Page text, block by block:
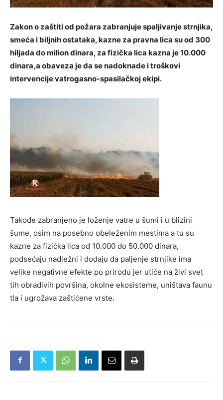
Zakon o zaštiti od požara zabranjuje spaljivanje strnjika,
smeća i biljnih ostataka, kazne za pravna lica su od 300
hiljada do milion dinara, za fizička lica kazna je 10.000
dinara,a obaveza je da se nadoknade i troškovi
intervencije vatrogasno-spasilačkoj ekipi.
Takođe zabranjeno je loženje vatre u šumi i u blizini
šume, osim na posebno obeleženim mestima a tu su
kazne za fizička lica od 10.000 do 50.000 dinara,
podsećaju nadležni i dodaju da paljenje strnjike ima
velike negativne efekte po prirodu jer utiče na živi svet
tih obradivih površina, okolne ekosisteme, uništava faunu
tla i ugrožava zaštićene vrste.